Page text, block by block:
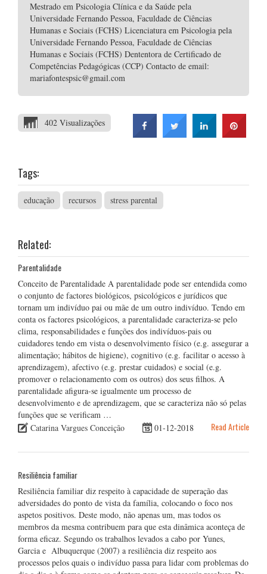
Mestrado em Psicologia Clínica e da Saúde pela
Universidade Fernando Pessoa, Faculdade de Ciências
Humanas e Sociais (FCHS) Licenciatura em Psicologia pela
Universidade Fernando Pessoa, Faculdade de Ciências
Humanas e Sociais (FCHS) Dententora de Certificado de
Competências Pedagógicas (CCP) Contacto de email:
mariafontespsic@gmail.com
402 Visualizações
Tags:
educação recursos stress parental
Related:
Parentalidade
Conceito de Parentalidade A parentalidade pode ser entendida como
o conjunto de factores biológicos, psicológicos e jurídicos que
tornam um indivíduo pai ou mãe de um outro indivíduo. Tendo em
conta os factores psicológicos, a parentalidade caracteriza-se pelo
clima, responsabilidades e funções dos indivíduos-pais ou
cuidadores tendo em vista o desenvolvimento físico (e.g. assegurar a
alimentação; hábitos de higiene), cognitivo (e.g. facilitar o acesso à
aprendizagem), afectivo (e.g. prestar cuidados) e social (e.g.
promover o relacionamento com os outros) dos seus filhos. A
parentalidade afigura-se igualmente um processo de
desenvolvimento e de aprendizagem, que se caracteriza não só pelas
funções que se verificam …
Catarina Vargues Conceição
01-12-2018 Read Article
Resiliência familiar
Resiliência familiar diz respeito à capacidade de superação das
adversidades do ponto de vista da família, colocando o foco nos
aspetos positivos. Deste modo, não apenas um, mas todos os
membros da mesma contribuem para que esta dinâmica aconteça de
forma eficaz. Segundo os trabalhos levados a cabo por Yunes,
Garcia e Albuquerque (2007) a resiliência diz respeito aos
processos pelos quais o indivíduo passa para lidar com problemas do